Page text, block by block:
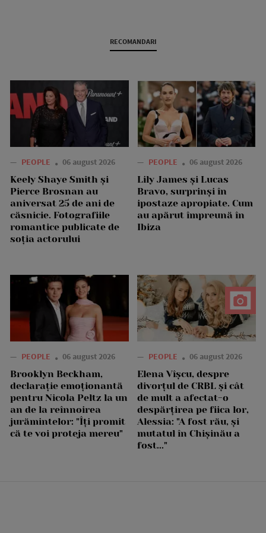
RECOMANDARI
— PEOPLE 06 august 2026
Keely Shaye Smith și
Pierce Brosnan au
aniversat 25 de ani de
căsnicie. Fotografiile
romantice publicate de
soția actorului
— PEOPLE 06 august 2026
Lily James și Lucas
Bravo, surprinși în
ipostaze apropiate. Cum
au apărut împreună în
Ibiza
— PEOPLE 06 august 2026
Brooklyn Beckham,
declarație emoționantă
pentru Nicola Peltz la un
an de la reînnoirea
jurămintelor: "Îți promit
că te voi proteja mereu"
— PEOPLE 06 august 2026
Elena Vîșcu, despre
divorțul de CRBL și cât
de mult a afectat-o
despărțirea pe fiica lor,
Alessia: "A fost rău, și
mutatul în Chișinău a
fost..."